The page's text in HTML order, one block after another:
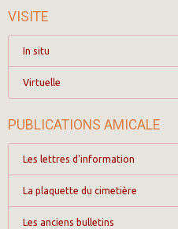
VISITE
In situ
Virtuelle
PUBLICATIONS AMICALE
Les lettres d'information
La plaquette du cimetière
Les anciens bulletins